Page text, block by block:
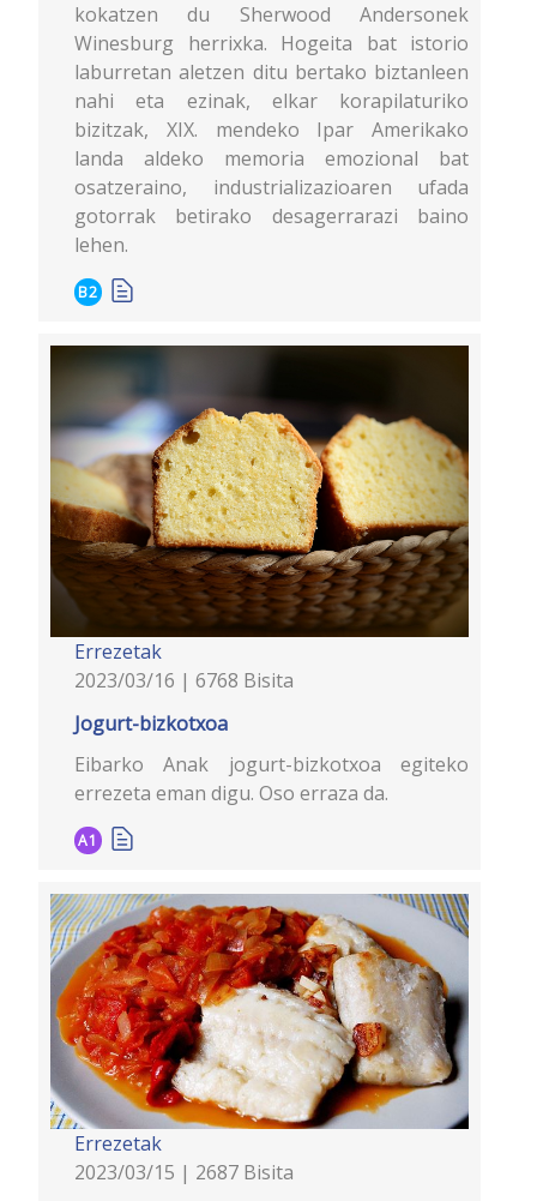
kokatzen du Sherwood Andersonek
Winesburg herrixka. Hogeita bat istorio
laburretan aletzen ditu bertako biztanleen
nahi eta ezinak, elkar korapilaturiko
bizitzak, XIX. mendeko Ipar Amerikako
landa aldeko memoria emozional bat
osatzeraino, industrializazioaren ufada
gotorrak betirako desagerrarazi baino
lehen.
B2
Errezetak
2023/03/16 | 6768 Bisita
Jogurt-bizkotxoa
Eibarko Anak jogurt-bizkotxoa egiteko
errezeta eman digu. Oso erraza da.
A1
Errezetak
2023/03/15 | 2687 Bisita